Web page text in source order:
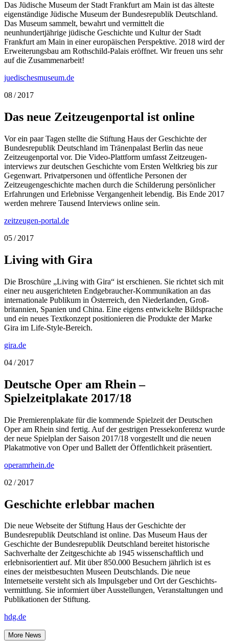
Das Jüdische Museum der Stadt Frankfurt am Main ist das älteste
eigenständige Jüdische Museum der Bundesrepublik Deutschland.
Das Museum sammelt, bewahrt und vermittelt die
neunhundertjährige jüdische Geschichte und Kultur der Stadt
Frankfurt am Main in einer europäischen Perspektive. 2018 wird der
Erweiterungsbau am Rothschild-Palais eröffnet. Wir freuen uns sehr
auf die Zusammenarbeit!
juedischesmuseum.de
08 / 2017
Das neue Zeitzeugenportal ist online
Vor ein paar Tagen stellte die Stiftung Haus der Geschichte der
Bundesrepublik Deutschland im Tränenpalast Berlin das neue
Zeitzeugen­portal vor. Die Video-Plattform umfasst Zeitzeugen­
interviews zur deutschen Geschichte vom Ersten Weltkrieg bis zur
Gegenwart. Privatpersonen und öffentliche Personen der
Zeitzeugen­geschichte machen durch die Schilderung persönlicher
Erfahrungen und Erlebnisse Vergangenheit lebendig. Bis Ende 2017
werden mehrere Tausend Interviews online sein.
zeitzeugen-portal.de
05 / 2017
Living with Gira
Die Broschüre „Living with Gira“ ist erschienen. Sie richtet sich mit
einer neu ausgerichteten End­ge­braucher-Kommunikation an das
inter­nationale Publikum in Österreich, den Nieder­landen, Groß­
britannien, Spanien und China. Eine eigens entwickelte Bildsprache
und ein neues Textkonzept positionieren die Produkte der Marke
Gira im Life-Style-Bereich.
gira.de
04 / 2017
Deutsche Oper am Rhein –
Spielzeitplakate 2017/18
Die Premierenplakate für die kommende Spielzeit der Deutschen
Oper am Rhein sind fertig. Auf der gestrigen Pressekonferenz wurde
der neue Spielplan der Saison 2017/18 vorgestellt und die neuen
Plakatmotive von Oper und Ballett der Öffentlichkeit präsentiert.
operamrhein.de
02 / 2017
Geschichte erlebbar machen
Die neue Webseite der Stiftung Haus der Geschichte der
Bundesrepublik Deutschland ist online. Das Museum Haus der
Geschichte der Bundesrepublik Deutschland bereitet historische
Sachverhalte der Zeitgeschichte ab 1945 wissenschaftlich und
erlebnisorientiert auf. Mit über 850.000 Besuchern jährlich ist es
eines der meistbesuchten Museen Deutschlands. Die neue
Internetseite versteht sich als Impulsgeber und Ort der Geschichts­
vermittlung. Sie informiert über Ausstellungen, Veranstaltungen und
Publikationen der Stiftung.
hdg.de
More News